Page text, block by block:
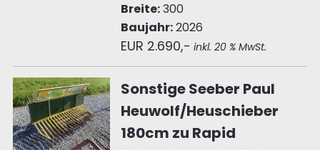
Breite:300
Baujahr:2026
EUR 2.690,- inkl. 20 % MwSt.
Sonstige Seeber Paul
Heuwolf/Heuschieber
180cm zu Rapid